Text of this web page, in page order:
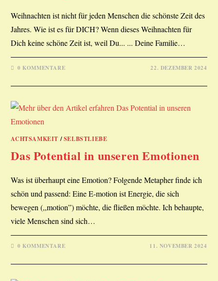
Weihnachten ist nicht für jeden Menschen die schönste Zeit des
Jahres. Wie ist es für DICH? Wenn dieses Weihnachten für
Dich keine schöne Zeit ist, weil Du... ... Deine Familie…
0 KOMMENTARE 22. DEZEMBER 2024
ACHTSAMKEIT /SELBSTLIEBE
Das Potential in unseren Emotionen
Was ist überhaupt eine Emotion? Folgende Metapher finde ich
schön und passend: Eine E-motion ist Energie, die sich
bewegen (,,motion”) möchte, die fließen möchte. Ich behaupte,
viele Menschen sind sich…
0 KOMMENTARE 11. NOVEMBER 2024